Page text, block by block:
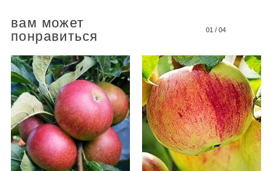
вам может
понравиться
01 / 04